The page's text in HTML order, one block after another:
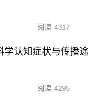
阅读 4317
学认知症状与传播途
阅读 4295